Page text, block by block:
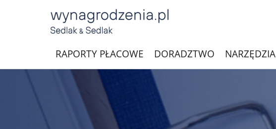
RAPORTY PŁACOWE DORADZTWO NARZĘDZIA